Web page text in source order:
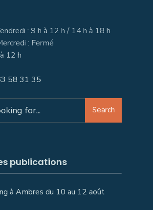
: 9 h à 12 h / 14 h à 18 h
: Fermé
12 h
58 31 35
Search
publications
à Ambres du 10 au 12 août